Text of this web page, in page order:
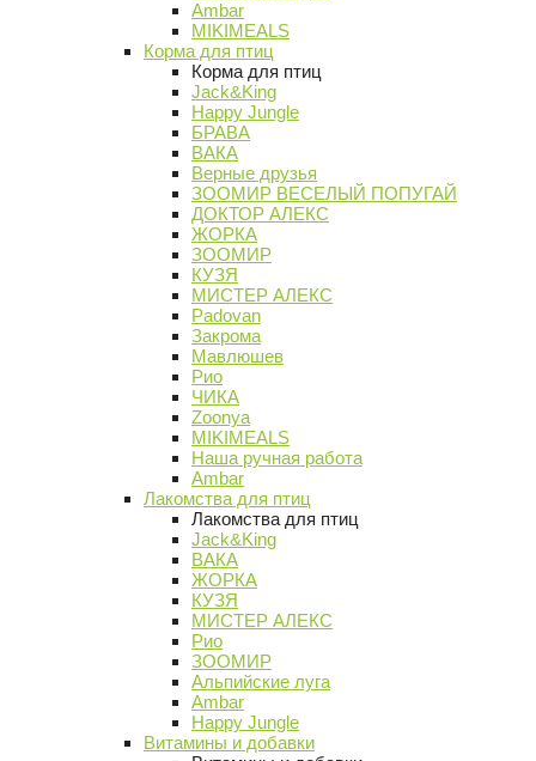
Ambar
MIKIMEALS
Корма для птиц
Корма для птиц
Jack&King
Happy Jungle
БРАВА
ВАКА
Верные друзья
ЗООМИР ВЕСЕЛЫЙ ПОПУГАЙ
ДОКТОР АЛЕКС
ЖОРКА
ЗООМИР
КУЗЯ
МИСТЕР АЛЕКС
Padovan
Закрома
Мавлюшев
Рио
ЧИКА
Zoonya
MIKIMEALS
Наша ручная работа
Ambar
Лакомства для птиц
Лакомства для птиц
Jack&King
ВАКА
ЖОРКА
КУЗЯ
МИСТЕР АЛЕКС
Рио
ЗООМИР
Альпийские луга
Ambar
Happy Jungle
Витамины и добавки